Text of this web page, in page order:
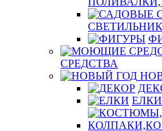
СРЕДСТВА
ЕЛКИ